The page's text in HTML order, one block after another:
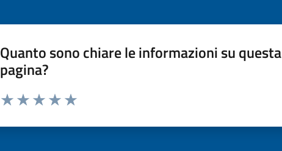
Quanto sono chiare le informazioni su questa
pagina?
Valuta da 1 a 5 stelle la pagina